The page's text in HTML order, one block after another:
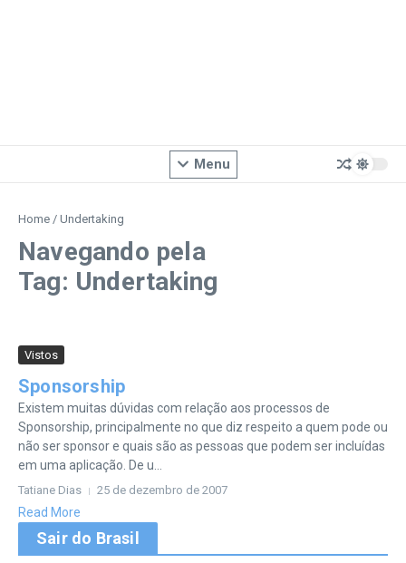
Menu
Home / Undertaking
Navegando pela
Tag: Undertaking
Vistos
Sponsorship
Existem muitas dúvidas com relação aos processos de
Sponsorship, principalmente no que diz respeito a quem pode ou
não ser sponsor e quais são as pessoas que podem ser incluídas
em uma aplicação. De u...
Tatiane Dias 25 de dezembro de 2007
Read More
Sair do Brasil